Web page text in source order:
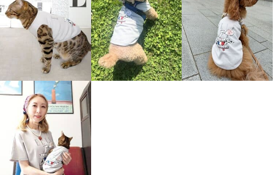
エル ステュディオ デニムライ
クパンツ
ライトブルー Ｓ
¥0